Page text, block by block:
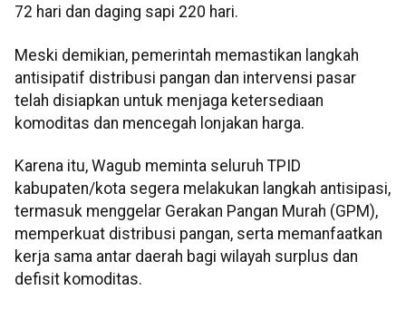
72 hari dan daging sapi 220 hari.
Meski demikian, pemerintah memastikan langkah
antisipatif distribusi pangan dan intervensi pasar
telah disiapkan untuk menjaga ketersediaan
komoditas dan mencegah lonjakan harga.
Karena itu, Wagub meminta seluruh TPID
kabupaten/kota segera melakukan langkah antisipasi,
termasuk menggelar Gerakan Pangan Murah (GPM),
memperkuat distribusi pangan, serta memanfaatkan
kerja sama antar daerah bagi wilayah surplus dan
defisit komoditas.